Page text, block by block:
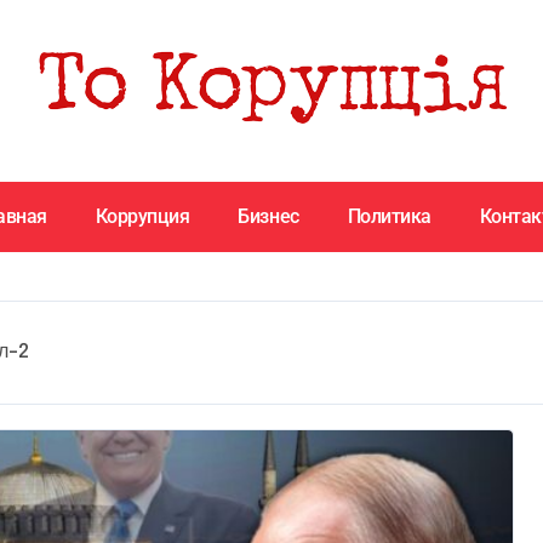
Коррупция Бизнес Политика
2